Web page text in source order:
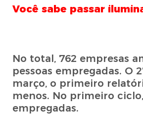
Você sabe passar
No total, 762 empresas
pessoas empregadas. O
março, o primeiro
menos. No primeiro
empregadas.